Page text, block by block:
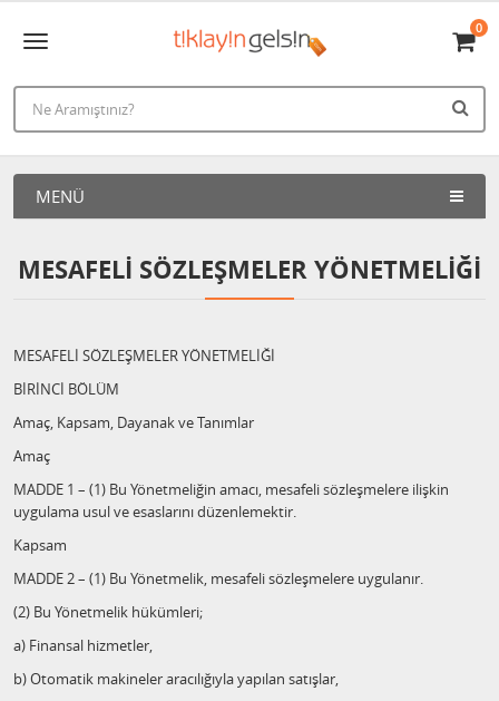
0
MENÜ
MESAFELI SÖZLEŞMELER YÖNETMELIĞI
MESAFELİ SÖZLEŞMELER YÖNETMELİĞİ
BİRİNCİ BÖLÜM
Amaç, Kapsam, Dayanak ve Tanımlar
Amaç
MADDE 1 – (1) Bu Yönetmeliğin amacı, mesafeli sözleşmelere ilişkin
uygulama usul ve esaslarını düzenlemektir.
Kapsam
MADDE 2 – (1) Bu Yönetmelik, mesafeli sözleşmelere uygulanır.
(2) Bu Yönetmelik hükümleri;
a) Finansal hizmetler,
b) Otomatik makineler aracılığıyla yapılan satışlar,